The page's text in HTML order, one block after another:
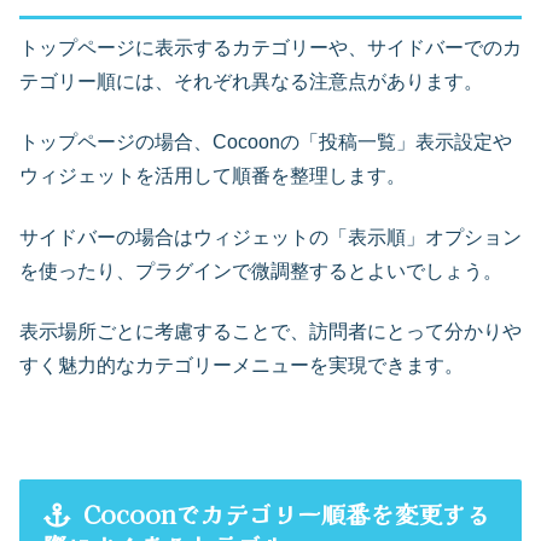
トップページに表示するカテゴリーや、サイドバーでのカ
テゴリー順には、それぞれ異なる注意点があります。
トップページの場合、Cocoonの「投稿一覧」表示設定や
ウィジェットを活用して順番を整理します。
サイドバーの場合はウィジェットの「表示順」オプション
を使ったり、プラグインで微調整するとよいでしょう。
表示場所ごとに考慮することで、訪問者にとって分かりや
すく魅力的なカテゴリーメニューを実現できます。
Cocoonでカテゴリー順番を変更する